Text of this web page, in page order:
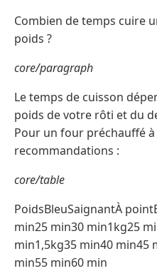
Combien de temps cuire
poids ?
core/paragraph
Le temps de cuisson
poids de votre rôti et du
Pour un four préchauffé à
recommandations :
core/table
PoidsBleuSaignantÀ
min25 min30 min1kg25
min1,5kg35 min40 min45
min55 min60 min